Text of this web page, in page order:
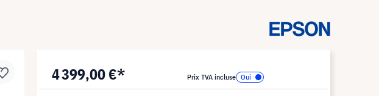
4 399,00 €* Prix TVA incluse